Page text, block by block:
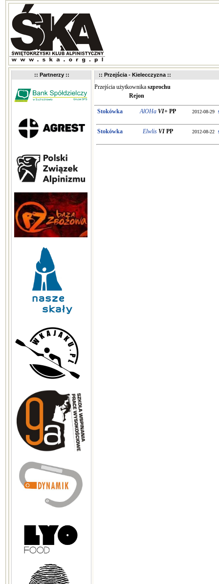
:: Partnerzy :: :: Przejścia - Kielecczyzna ::
Przejścia użytkownika szprochu
Rejon
Stokówka AlOHa VI+ PP 2012-08-29
Stokówka Elwlis VI PP 2012-08-22